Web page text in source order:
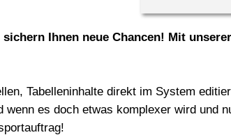
Ihnen neue Chancen! Mit
Tabelleninhalte direkt im System
wenn es doch etwas komplexer wird und